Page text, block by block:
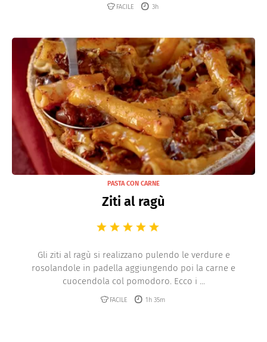
FACILE 3h
PASTA CON CARNE
Ziti al ragù
Gli ziti al ragù si realizzano pulendo le verdure e
rosolandole in padella aggiungendo poi la carne e
cuocendola col pomodoro. Ecco i ...
FACILE 1h 35m